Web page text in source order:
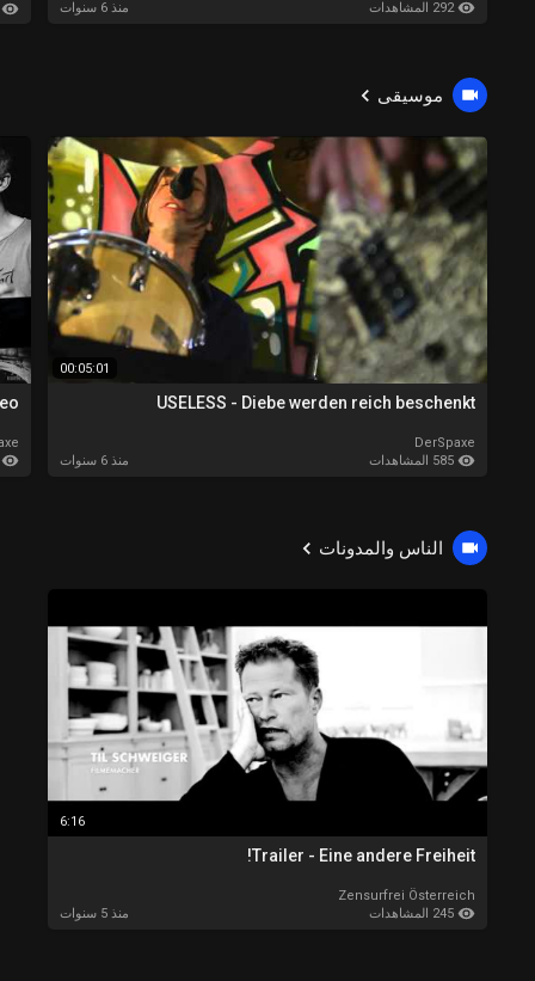
292 المشاهدات
منذ 6 سنوات
موسيقى
00:05:01
USELESS - Diebe werden reich beschenkt
DerSpaxe
منذ 6 سنوات
الناس والمدونات
6:16
Trailer - Eine andere Freiheit!
Zensurfrei Österreich
منذ 5 سنوات